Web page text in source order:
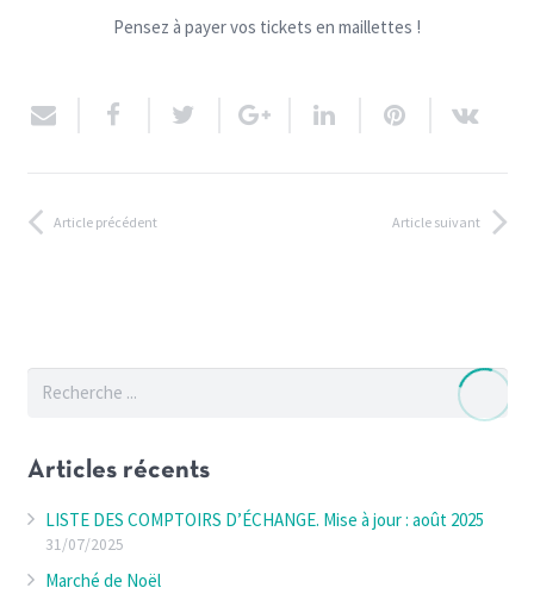
Pensez à payer vos tickets en maillettes !
Article précédent Article suivant
Articles récents
LISTE DES COMPTOIRS D’ÉCHANGE. Mise à jour : août 2025
31/07/2025
Marché de Noël